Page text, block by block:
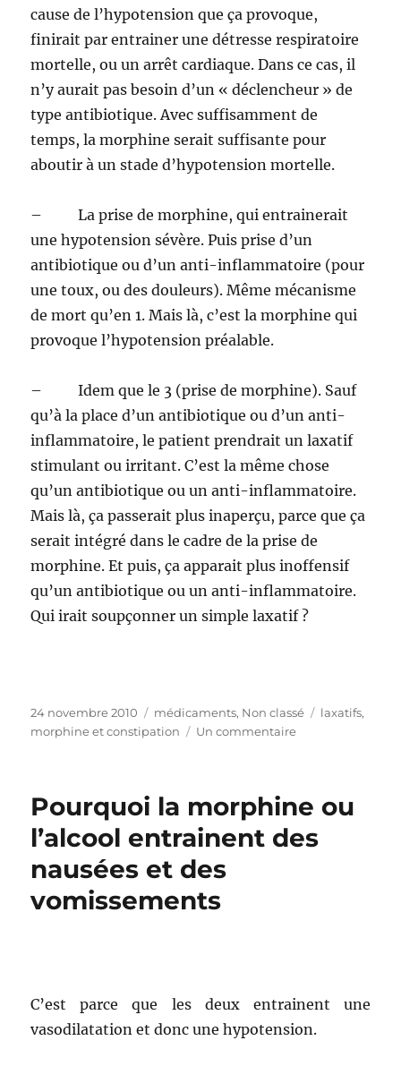
cause de l’hypotension que ça provoque,
finirait par entrainer une détresse respiratoire
mortelle, ou un arrêt cardiaque. Dans ce cas, il
n’y aurait pas besoin d’un « déclencheur » de
type antibiotique. Avec suffisamment de
temps, la morphine serait suffisante pour
aboutir à un stade d’hypotension mortelle.
– La prise de morphine, qui entrainerait
une hypotension sévère. Puis prise d’un
antibiotique ou d’un anti-inflammatoire (pour
une toux, ou des douleurs). Même mécanisme
de mort qu’en 1. Mais là, c’est la morphine qui
provoque l’hypotension préalable.
– Idem que le 3 (prise de morphine). Sauf
qu’à la place d’un antibiotique ou d’un anti-
inflammatoire, le patient prendrait un laxatif
stimulant ou irritant. C’est la même chose
qu’un antibiotique ou un anti-inflammatoire.
Mais là, ça passerait plus inaperçu, parce que ça
serait intégré dans le cadre de la prise de
morphine. Et puis, ça apparait plus inoffensif
qu’un antibiotique ou un anti-inflammatoire.
Qui irait soupçonner un simple laxatif ?
Publié
le
24 novembre 2010 Catégories
médicaments, Non classé Étiquettes
laxatifs,
morphine et constipation
Un commentaire
Pourquoi la morphine ou
l’alcool entrainent des
nausées et des
vomissements
C’est parce que les deux entrainent une
vasodilatation et donc une hypotension.